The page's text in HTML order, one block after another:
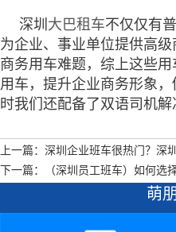
深圳 大巴租车不仅仅有
为企业、事业单位提供高
商务用车难题，综上这些
用车，提升企业商务形象
时我们还配备了双语司机解
上一篇：深圳企业班车很热门？深
下一篇：（深圳员工班车）如何选
萌